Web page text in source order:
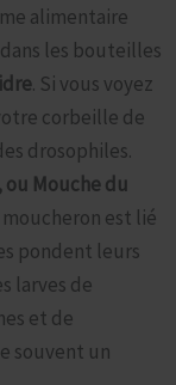
alimentaire
dans les bouteilles
. Si vous voyez
corbeille de
drosophiles.
ou Mouche du
est lié
pondent leurs
larves de
et de
souvent un